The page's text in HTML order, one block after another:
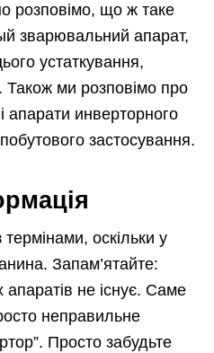
розповімо, що ж таке
зварювальний апарат,
устаткування,
Також ми розповімо про
апарати инверторного
застосування.
оскільки у
Запам’ятайте:
апаратів не існує. Саме
неправильне
Просто забудьте